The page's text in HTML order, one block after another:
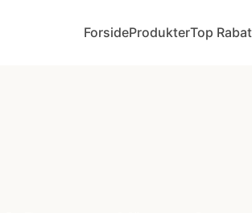
ForsideProdukterTop